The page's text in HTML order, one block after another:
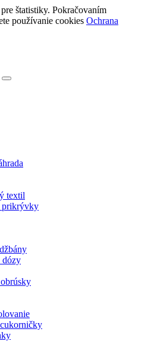
štatistiky. Pokračovaním
používanie cookies Ochrana
textil
prikrývky
dózy